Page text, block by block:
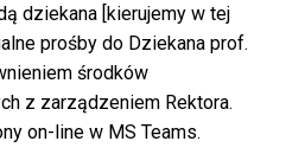
dziekana [kierujemy w tej
prośby do Dziekana prof.
środków
z zarządzeniem Rektora.
on-line w MS Teams.